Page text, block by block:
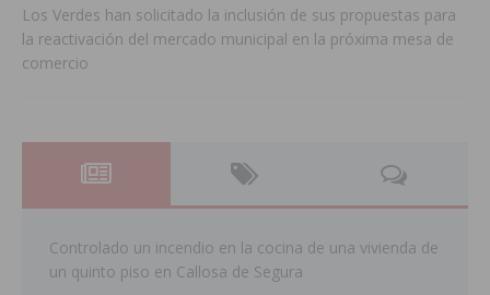
Los Verdes han solicitado la inclusión de sus propuestas para
la reactivación del mercado municipal en la próxima mesa de
comercio
Controlado un incendio en la cocina de una vivienda de
un quinto piso en Callosa de Segura